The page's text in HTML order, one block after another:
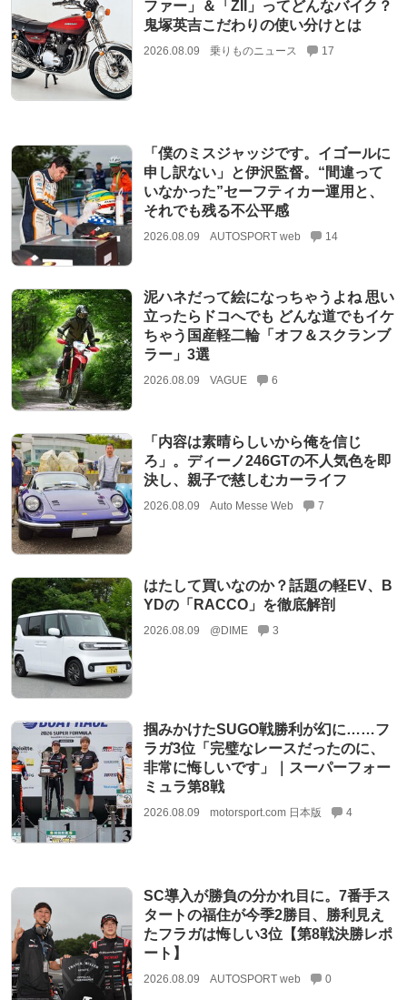
ファー」＆「ZII」ってどんなバイク？
鬼塚英吉こだわりの使い分けとは
2026.08.09 乗りものニュース 17
「僕のミスジャッジです。イゴールに
申し訳ない」と伊沢監督。“間違って
いなかった”セーフティカー運用と、
それでも残る不公平感
2026.08.09 AUTOSPORT web 14
泥ハネだって絵になっちゃうよね 思い
立ったらドコへでも どんな道でもイケ
ちゃう国産軽二輪「オフ＆スクランブ
ラー」3選
2026.08.09 VAGUE 6
「内容は素晴らしいから俺を信じ
ろ」。ディーノ246GTの不人気色を即
決し、親子で慈しむカーライフ
2026.08.09 Auto Messe Web 7
はたして買いなのか？話題の軽EV、B
YDの「RACCO」を徹底解剖
2026.08.09 @DIME 3
掴みかけたSUGO戦勝利が幻に……フ
ラガ3位「完璧なレースだったのに、
非常に悔しいです」｜スーパーフォー
ミュラ第8戦
2026.08.09 motorsport.com 日本版 4
SC導入が勝負の分かれ目に。7番手ス
タートの福住が今季2勝目、勝利見え
たフラガは悔しい3位【第8戦決勝レポ
ート】
2026.08.09 AUTOSPORT web 0